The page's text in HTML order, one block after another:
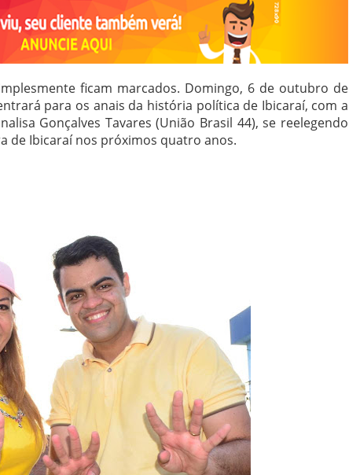
ficam marcados. Domingo, 6 de outubro de
para os anais da história política de Ibicaraí, com a
Gonçalves Tavares (União Brasil 44), se reelegendo
de Ibicaraí nos próximos quatro anos.